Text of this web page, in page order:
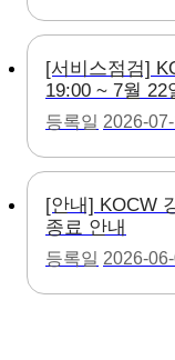
[서비스점검]
19:00 ~ 7월 22
등록일 2026-
[안내] KOCW
종료 안내
등록일 2026-